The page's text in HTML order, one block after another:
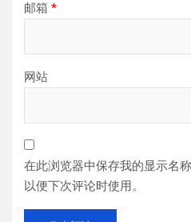
邮箱 *
网站
在此浏览器中保存我的显示名
以便下次评论时使用。